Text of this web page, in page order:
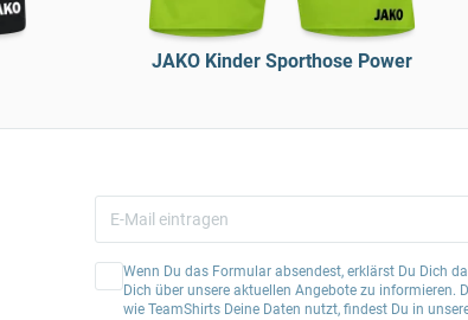
JAKO Kinder Sporthose Power
Wenn Du das Formular absendest, erklärst Du Dich
Dich über unsere aktuellen Angebote zu
wie TeamShirts Deine Daten nutzt, findest Du in